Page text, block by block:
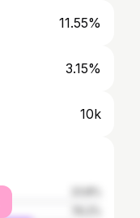
11.55%
3.15%
10k